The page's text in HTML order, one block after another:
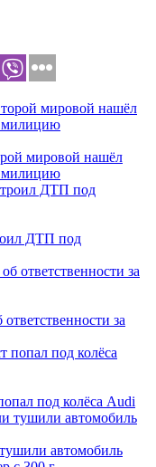
мировой нашёл
милицию
ДТП под
за
под колёса Audi
автомобиль